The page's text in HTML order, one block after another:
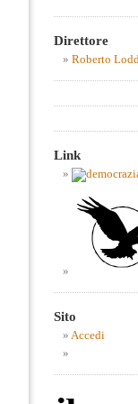
Direttore
Roberto
Link
Sito
Accedi